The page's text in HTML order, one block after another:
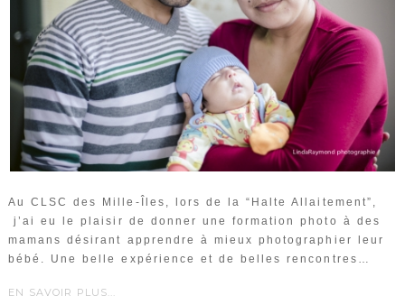
Au CLSC des Mille-Îles, lors de la “Halte Allaitement”,
j’ai eu le plaisir de donner une formation photo à des
mamans désirant apprendre à mieux photographier leur
bébé. Une belle expérience et de belles rencontres…
EN SAVOIR PLUS...